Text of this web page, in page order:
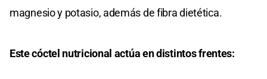
magnesio y potasio, además de fibra dietética.
Este cóctel nutricional actúa en distintos frentes: